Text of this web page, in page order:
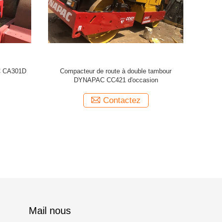
DYNAPAC CA251D rouleau routier compacteur
utilisé
Contactez
Mail nous